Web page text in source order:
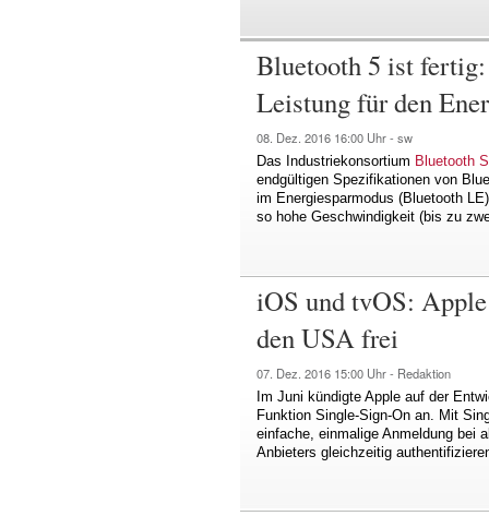
Bluetooth 5 ist
Leistung für den
08. Dez. 2016 16:00 Uhr - sw
Das Industriekonsortium Bluetooth
endgültigen Spezifikationen von
im Energiesparmodus (Bluetooth
so hohe Geschwindigkeit (bis zu
iOS und tvOS:
den USA frei
07. Dez. 2016 15:00 Uhr - Redaktion
Im Juni kündigte Apple auf der
Funktion Single-Sign-On an. Mit
einfache, einmalige Anmeldung bei
Anbieters gleichzeitig